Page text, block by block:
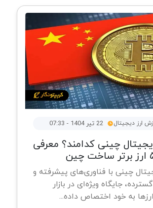
ارز دیجیتال
چینی کدامند؟ معرفی
چین
چینی با فناوری‌های پیشرفته و
جایگاه ویژه‌ای در بازار
به خود اختصاص داده...